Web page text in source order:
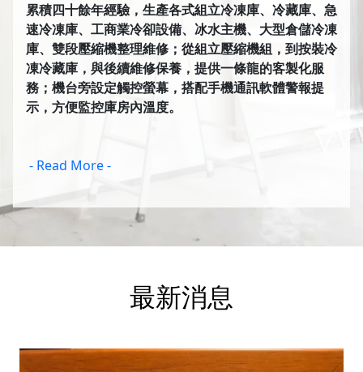
累積四十餘年經驗，生產各式組立冷凍庫、冷藏庫、急
速冷凍庫、工商業冷卻設備、冰水主機、大型倉儲冷凍
庫、雙段壓縮機整理維修；從組立壓縮機組，到按裝冷
凍冷藏庫，與後續維修保養，提供一條龍的客製化服
務；機台旁設定觸控螢幕，搭配手機通訊軟體警報提
示，方便監控庫房內溫度。
- Read More -
最新消息